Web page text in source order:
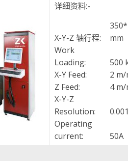
详细资料:-
X-Y-Z 轴行程:
mm
Work
Loading:
500
X-Y Feed:
2
Z Feed:
4
X-Y-Z
Resolution:
Operating
current:
50A